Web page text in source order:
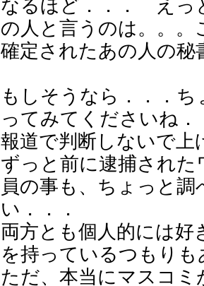
なるほど．．． えっ
の人と言うのは。。。
確定されたあの人の秘
もしそうなら．．．
ってみてくださいね
報道で判断しないで上
ずっと前に逮捕され
員の事も、ちょっと
い．．．
両方とも個人的には好
を持っているつもり
ただ、本当にマスコ